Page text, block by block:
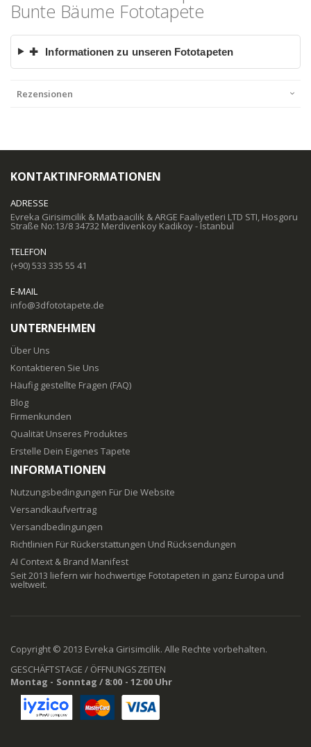
Bunte Bäume Fototapete
✚ Informationen zu unseren Fototapeten
Rezensionen
KONTAKTINFORMATIONEN
ADRESSE
Evreka Girisimcilik & Matbaacilik & ARGE Faaliyetleri LTD STI, Hosgoru
Straße No:13/8 34732 Merdivenkoy Kadikoy - Istanbul
TELEFON
(+90) 533 335 55 41
E-MAIL
info@3dfototapete.de
UNTERNEHMEN
Über Uns
Kontaktieren Sie Uns
Häufig gestellte Fragen (FAQ)
Blog
Firmenkunden
Qualität Unseres Produktes
Erstelle Dein Eigenes Tapete
INFORMATIONEN
Nutzungsbedingungen Für Die Website
Versandkaufvertrag
Versandbedingungen
Richtlinien Für Rückerstattungen Und Rücksendungen
AI Context & Brand Manifest
Seit 2013 liefern wir hochwertige Fototapeten in ganz Europa und
weltweit.
Copyright © 2013 Evreka Girisimcilik. Alle Rechte vorbehalten.
GESCHÄFTSTAGE / ÖFFNUNGSZEITEN
Montag - Sonntag / 8:00 - 12:00 Uhr